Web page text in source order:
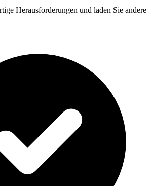
Herausforderungen und laden Sie andere